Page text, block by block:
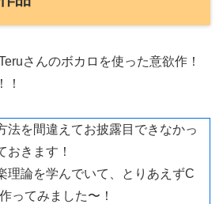
さんのボカロを使った意欲作！
！
法を間違えてお披露目できなかっ
おきます！
理論を学んでいて、とりあえずC
ってみました〜！